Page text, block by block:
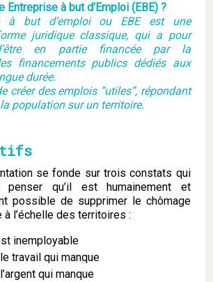
Entreprise à but d’Emploi (EBE) ?
à but d’emploi ou EBE est une
juridique classique, qui a pour
en partie financée par la
financements publics dédiés aux
durée.
créer des emplois “utiles”, répondant
population sur un territoire.
se fonde sur trois constats qui
penser qu’il est humainement et
possible de supprimer le chômage
à l’échelle des territoires :
inemployable
travail qui manque
qui manque